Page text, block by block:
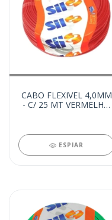
CABO FLEXIVEL 4,0MM
- C/ 25 MT VERMELHO
ESPIAR